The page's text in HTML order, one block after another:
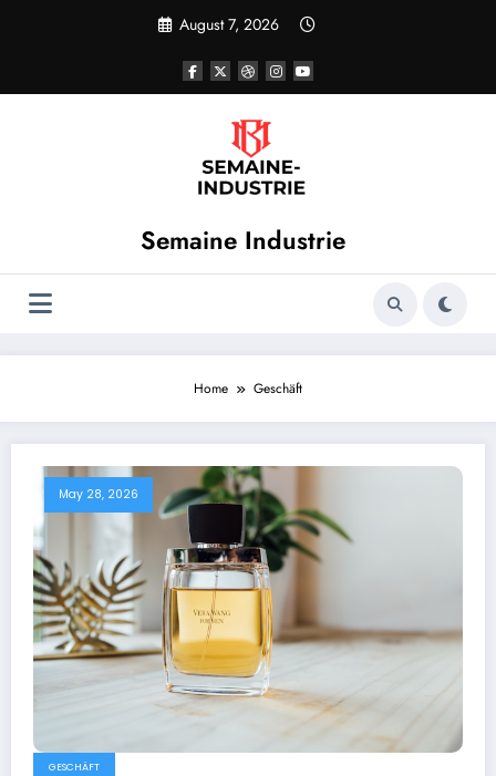
August 7, 2026
Semaine Industrie
Home Geschäft
May 28, 2026
GESCHÄFT